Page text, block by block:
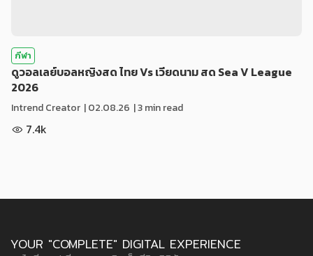
กีฬา
ดูวอลเลย์บอลหญิงสด ไทย Vs เวียดนาม สด Sea V League
2026
Intrend Creator |02.08.26 | 3 min read
7.4k
YOUR "COMPLETE" DIGITAL EXPERIENCE